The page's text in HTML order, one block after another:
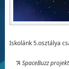
Iskolánk 5.osztálya
“A SpaceBuzz